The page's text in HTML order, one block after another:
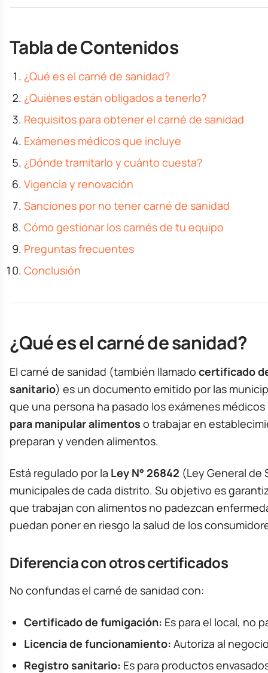
Tabla de Contenidos
¿Qué es el carné de sanidad?
¿Quiénes están obligados a tenerlo?
Requisitos para obtener el carné de sanidad
Exámenes médicos que incluye
¿Dónde tramitarlo y cuánto cuesta?
Vigencia y renovación
Sanciones por no tener carné de sanidad
Cómo gestionar los carnés de tu equipo
Preguntas frecuentes
Conclusión
¿Qué es el carné de sanidad?
El carné de sanidad (también llamado certificado
sanitario) es un documento emitido por las
que una persona ha pasado los exámenes
para manipular alimentos o trabajar en
preparan y venden alimentos.
Está regulado por la Ley N° 26842 (Ley General de
municipales de cada distrito. Su objetivo es
que trabajan con alimentos no padezcan
puedan poner en riesgo la salud de los
Diferencia con otros certificados
No confundas el carné de sanidad con:
Certificado de fumigación: Es para el local, no
Licencia de funcionamiento: Autoriza al
Registro sanitario: Es para productos